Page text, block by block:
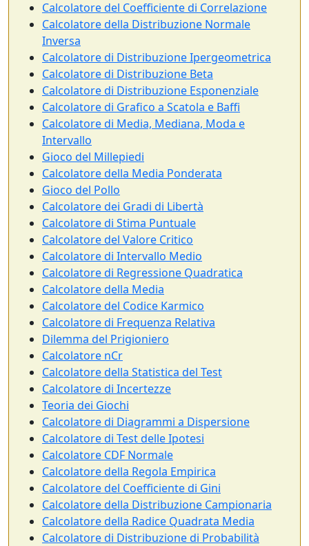
Calcolatore del Coefficiente di Correlazione
Calcolatore della Distribuzione Normale
Inversa
Calcolatore di Distribuzione Ipergeometrica
Calcolatore di Distribuzione Beta
Calcolatore di Distribuzione Esponenziale
Calcolatore di Grafico a Scatola e Baffi
Calcolatore di Media, Mediana, Moda e
Intervallo
Gioco del Millepiedi
Calcolatore della Media Ponderata
Gioco del Pollo
Calcolatore dei Gradi di Libertà
Calcolatore di Stima Puntuale
Calcolatore del Valore Critico
Calcolatore di Intervallo Medio
Calcolatore di Regressione Quadratica
Calcolatore della Media
Calcolatore del Codice Karmico
Calcolatore di Frequenza Relativa
Dilemma del Prigioniero
Calcolatore nCr
Calcolatore della Statistica del Test
Calcolatore di Incertezze
Teoria dei Giochi
Calcolatore di Diagrammi a Dispersione
Calcolatore di Test delle Ipotesi
Calcolatore CDF Normale
Calcolatore della Regola Empirica
Calcolatore del Coefficiente di Gini
Calcolatore della Distribuzione Campionaria
Calcolatore della Radice Quadrata Media
Calcolatore di Distribuzione di Probabilità